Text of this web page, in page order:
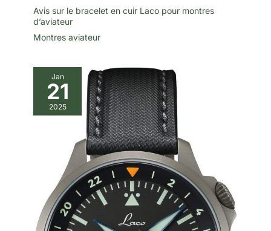
Avis sur le bracelet en cuir Laco pour montres
d’aviateur
Montres aviateur
Jan
21
2025